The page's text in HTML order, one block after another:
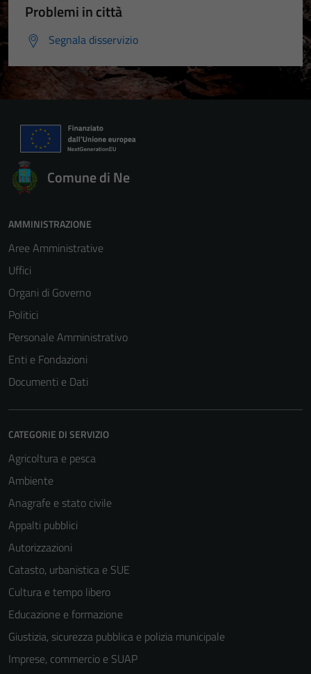
Problemi in città
Segnala disservizio
Comune di Ne
AMMINISTRAZIONE
Aree Amministrative
Uffici
Organi di Governo
Politici
Personale Amministrativo
Enti e Fondazioni
Documenti e Dati
CATEGORIE DI SERVIZIO
Agricoltura e pesca
Ambiente
Anagrafe e stato civile
Appalti pubblici
Autorizzazioni
Catasto, urbanistica e SUE
Cultura e tempo libero
Educazione e formazione
Giustizia, sicurezza pubblica e polizia municipale
Imprese, commercio e SUAP